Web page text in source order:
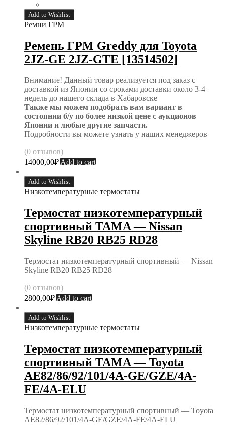
Add to Wishlist
Ремни ГРМ
Ремень ГРМ Greddy для Toyota
2JZ-GE 2JZ-GTE [13514502]
Внимание! Данный товар реализуется под заказ с
доставкой из Японии со сроками доставки около 3-4
недель до нашего склада в Хабаровске
Также мы можем подобрать вам вариант в
состоянии б/у по более низкой цене с аукционов
Японии и любые другие запчасти.
Подробности вы можете узнать у наших менеджеров
(0 отзывов)
14000,00₽Add to cart
Add to Wishlist
Низкотемпературные термостаты
Термостат низкотемпературный
спортивный TAMA — Nissan
Skyline RB20 RB25 RD28
Термостат низкотемпературный спортивный — Nissan
Skyline RB20 RB25 RD28
(0 отзывов)
2800,00₽ Add to cart
Add to Wishlist
Низкотемпературные термостаты
Термостат низкотемпературный
спортивный TAMA — Toyota
AE82/86/92/101/4A-GE/GZE/4A-
FE/4A-ELU
Термостат низкотемпературный спортивный — Toyota
AE82/86/92/101/4A-GE/GZE/4A-FE/4A-ELU